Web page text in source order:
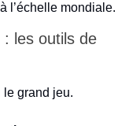
l’échelle mondiale.
: les outils de
le grand jeu.